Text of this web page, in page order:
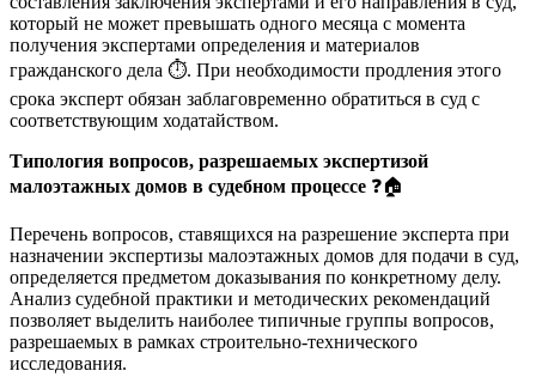
который не может превышать одного месяца с момента
получения экспертами определения и материалов
гражданского дела ⏱️. При необходимости продления этого
срока эксперт обязан заблаговременно обратиться в суд с
соответствующим ходатайством.
Типология вопросов, разрешаемых экспертизой
малоэтажных домов в судебном процессе ❓🏠
Перечень вопросов, ставящихся на разрешение эксперта при
назначении экспертизы малоэтажных домов для подачи в суд,
определяется предметом доказывания по конкретному делу.
Анализ судебной практики и методических рекомендаций
позволяет выделить наиболее типичные группы вопросов,
разрешаемых в рамках строительно-технического
исследования.